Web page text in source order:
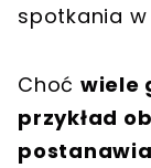
spotkania
Choć wiele
przykład